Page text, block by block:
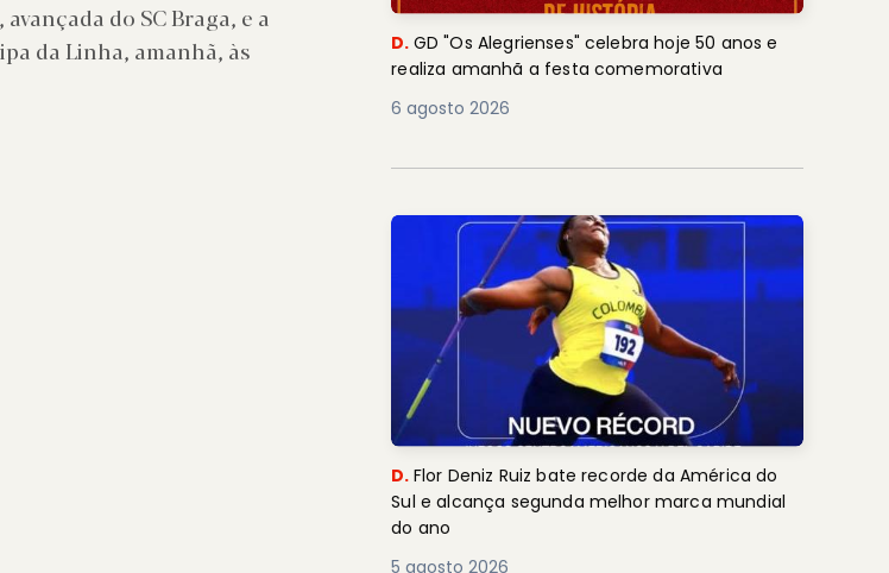
do SC Braga, e a
da Linha, amanhã, às
D. GD "Os Alegrienses" celebra hoje 50 anos e
realiza amanhã a festa comemorativa
6 agosto 2026
D. Flor Deniz Ruiz bate recorde da América do
Sul e alcança segunda melhor marca mundial
do ano
5 agosto 2026